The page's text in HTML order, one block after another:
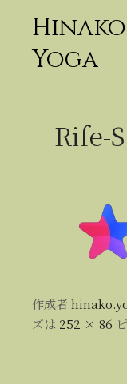
Hinako
Yoga
Rife-
作成者
ズは 252 × 86